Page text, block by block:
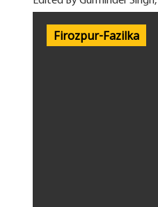
Firozpur-Fazilka